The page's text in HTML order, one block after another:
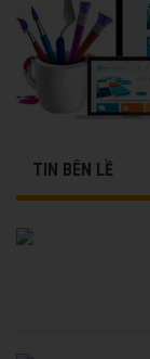
TIN BÊN LỀ